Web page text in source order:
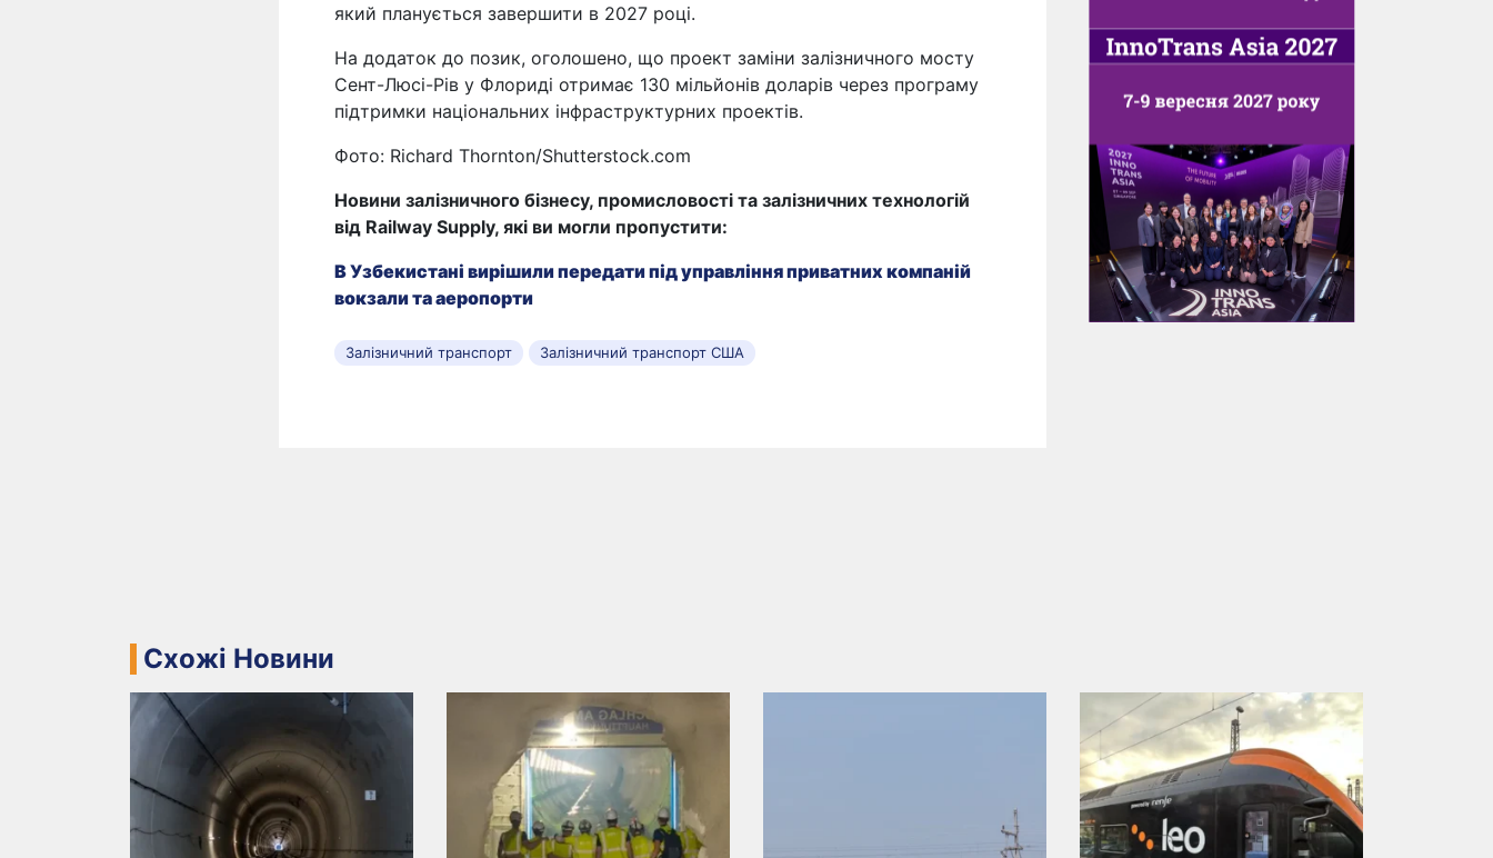
який планується завершити в 2027 році.
На додаток до позик, оголошено, що проект заміни залізничного мосту
Сент-Люсі-Рів у Флориді отримає 130 мільйонів доларів через програму
підтримки національних інфраструктурних проектів.
Фото: Richard Thornton/Shutterstock.com
Новини залізничного бізнесу, промисловості та залізничних технологій
від Railway Supply, які ви могли пропустити:
В Узбекистані вирішили передати під управління приватних компаній
вокзали та аеропорти
Залізничний транспорт Залізничний транспорт США
Схожі Новини